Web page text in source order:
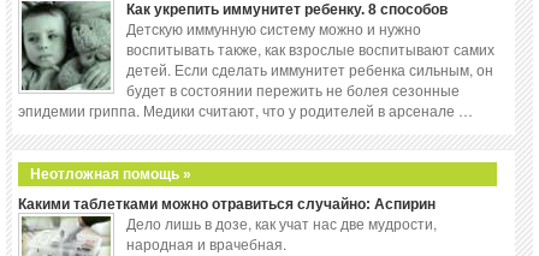
Как укрепить иммунитет ребенку. 8 способов
Детскую иммунную систему можно и нужно
воспитывать также, как взрослые воспитывают самих
детей. Если сделать иммунитет ребенка сильным, он
будет в состоянии пережить не болея сезонные
эпидемии гриппа. Медики считают, что у родителей в арсенале …
Неотложная помощь »
Какими таблетками можно отравиться случайно: Аспирин
Дело лишь в дозе, как учат нас две мудрости,
народная и врачебная.